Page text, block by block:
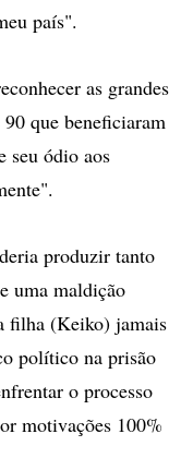
país".
as grandes
que beneficiaram
seu ódio aos
produzir tanto
uma maldição
filha (Keiko) jamais
político na prisão
o processo
motivações 100%